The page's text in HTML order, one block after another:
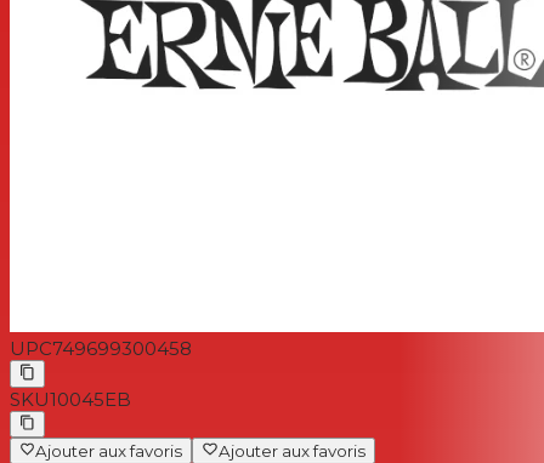
UPC749699300458
SKU10045EB
Ajouter aux favoris Ajouter aux favoris